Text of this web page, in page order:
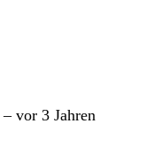
– vor 3 Jahren